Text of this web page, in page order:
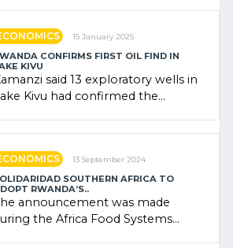
15 January 2025
CONFIRMS FIRST OIL FIND IN
KIVU
said 13 exploratory wells in
Kivu had confirmed the
13 September 2024
SOUTHERN AFRICA TO
RWANDA’S..
announcement was made
the Africa Food Systems